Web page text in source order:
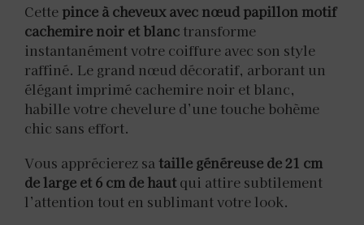
Cette pince à cheveux avec nœud papillon motif
cachemire noir et blanc transforme
instantanément votre coiffure avec son style
raffiné. Le grand nœud décoratif, arborant un
élégant imprimé cachemire noir et blanc,
habille votre chevelure d’une touche bohème
chic sans effort.
Vous apprécierez sa taille généreuse de 21 cm
de large et 6 cm de haut qui attire subtilement
l’attention tout en sublimant votre look.